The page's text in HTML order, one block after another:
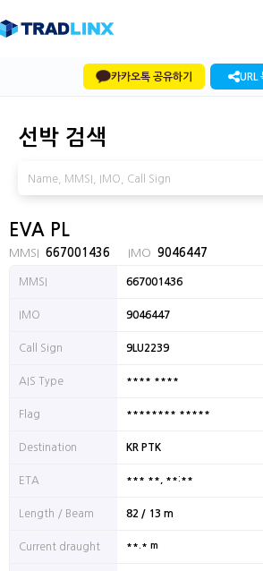
카카오톡 공유하기 URL
선박 검색
EVA PL
MMSI 667001436 IMO 9046447
MMSI 667001436
IMO 9046447
Call Sign 9LU2239
AIS Type **** ****
Flag ******** *****
Destination KR PTK
ETA *** **, **:**
Length / Beam 82 / 13 m
Current draught **.* m